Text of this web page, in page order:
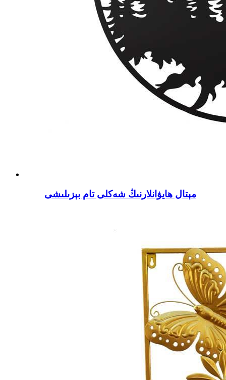
مېتال ھايۋانلارنىڭ شەكلى تام بېزىلىشى